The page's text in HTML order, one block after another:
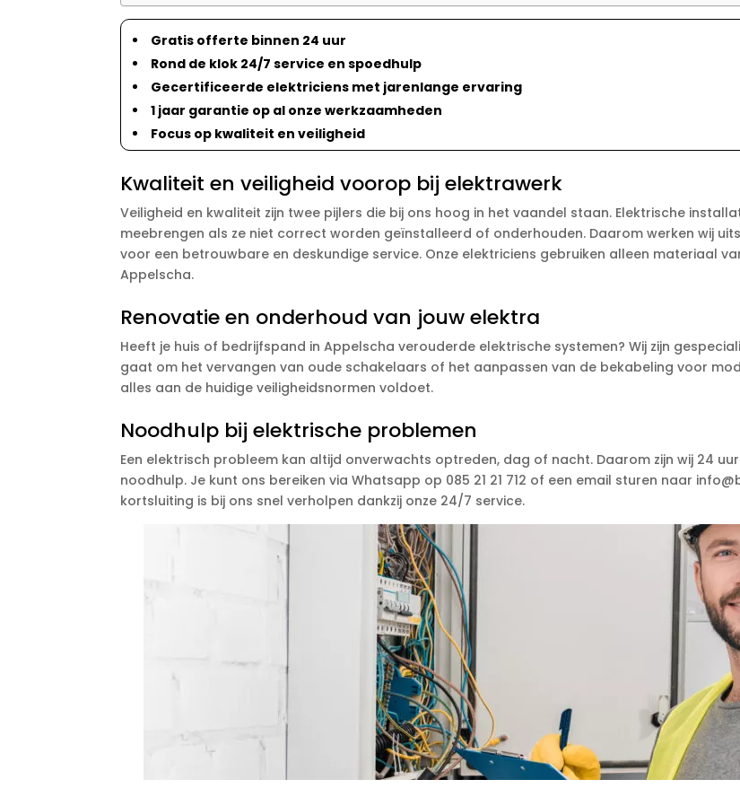
Gratis offerte binnen 24 uur
Rond de klok 24/7 service en spoedhulp
Gecertificeerde elektriciens met jarenlange ervaring
1 jaar garantie op al onze werkzaamheden
Focus op kwaliteit en veiligheid
Kwaliteit en veiligheid voorop bij elektrawerk
Veiligheid en kwaliteit zijn twee pijlers die bij ons hoog in het vaandel staan. Elektrische
meebrengen als ze niet correct worden geïnstalleerd of onderhouden. Daarom werken wij
voor een betrouwbare en deskundige service. Onze elektriciens gebruiken alleen materiaal
Appelscha.
Renovatie en onderhoud van jouw elektra
Heeft je huis of bedrijfspand in Appelscha verouderde elektrische systemen? Wij zijn
gaat om het vervangen van oude schakelaars of het aanpassen van de bekabeling voor
alles aan de huidige veiligheidsnormen voldoet.
Noodhulp bij elektrische problemen
Een elektrisch probleem kan altijd onverwachts optreden, dag of nacht. Daarom zijn wij 24
noodhulp. Je kunt ons bereiken via Whatsapp op 085 21 21 712 of een email sturen naar
kortsluiting is bij ons snel verholpen dankzij onze 24/7 service.